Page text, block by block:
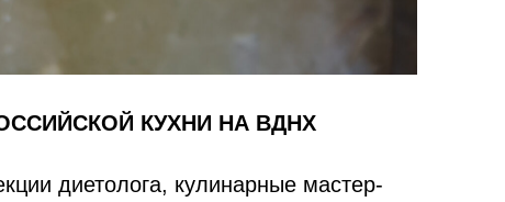
КУХНИ НА ВДНХ
диетолога, кулинарные мастер-